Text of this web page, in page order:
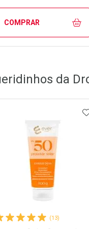
COMPRAR
Menos da
(13)